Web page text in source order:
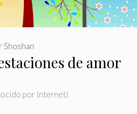
de amor
Shoshan
por Internet)